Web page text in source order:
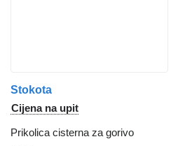
Stokota
Cijena na upit
Prikolica cisterna za gorivo